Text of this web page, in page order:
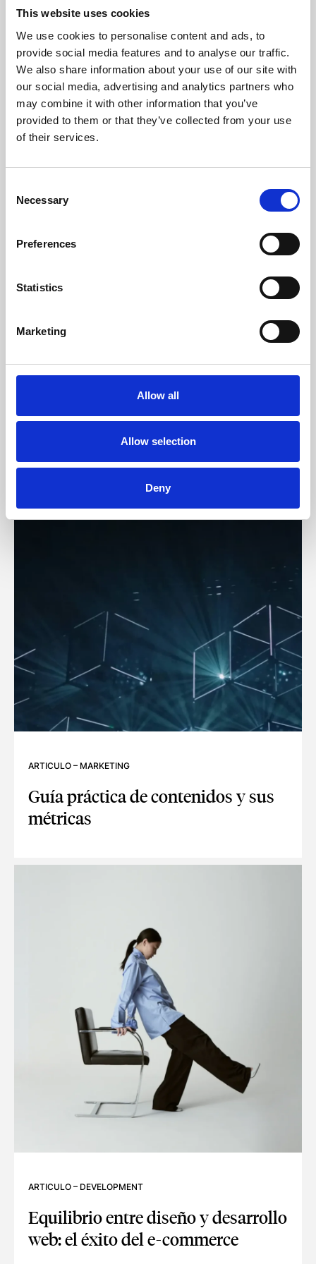
This website uses cookies
We use cookies to personalise content and ads, to
provide social media features and to analyse our traffic.
We also share information about your use of our site with
our social media, advertising and analytics partners who
may combine it with other information that you’ve
provided to them or that they’ve collected from your use
of their services.
Selection
Necessary
Preferences
Statistics
Marketing
Allow all
Allow selection
Deny
herramienta para tu estrategia
EL EMAIL MARKETING COMO HERRAMIENTA PARA TU
ARTICULO – MARKETING
Guía práctica de contenidos y sus
métricas
ARTICULO – DEVELOPMENT
Equilibrio entre diseño y desarrollo
web: el éxito del e-commerce